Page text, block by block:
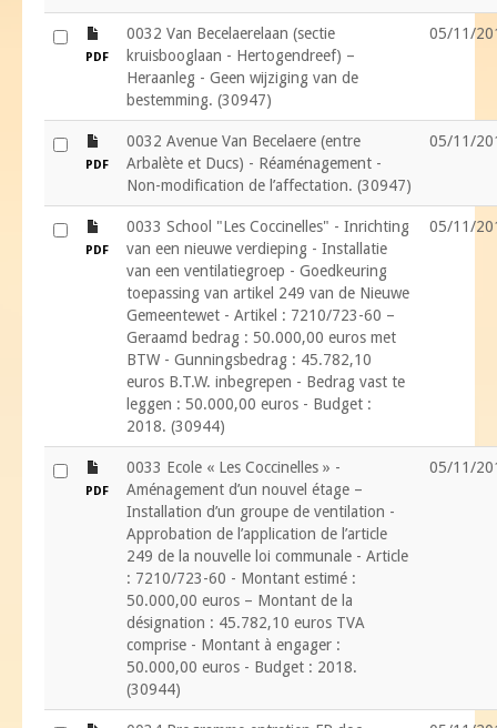
PDF
0032 Van Becelaerelaan (sectie
kruisbooglaan - Hertogendreef) –
Heraanleg - Geen wijziging van de
bestemming. (30947)
05/11/
PDF
0032 Avenue Van Becelaere (entre
Arbalète et Ducs) - Réaménagement -
Non-modification de l’affectation. (30947)
05/11/
PDF
0033 School "Les Coccinelles" - Inrichting
van een nieuwe verdieping - Installatie
van een ventilatiegroep - Goedkeuring
toepassing van artikel 249 van de Nieuwe
Gemeentewet - Artikel : 7210/723-60 –
Geraamd bedrag : 50.000,00 euros met
BTW - Gunningsbedrag : 45.782,10
euros B.T.W. inbegrepen - Bedrag vast te
leggen : 50.000,00 euros - Budget :
2018. (30944)
05/11/
PDF
0033 Ecole « Les Coccinelles » -
Aménagement d’un nouvel étage –
Installation d’un groupe de ventilation -
Approbation de l’application de l’article
249 de la nouvelle loi communale - Article
: 7210/723-60 - Montant estimé :
50.000,00 euros – Montant de la
désignation : 45.782,10 euros TVA
comprise - Montant à engager :
50.000,00 euros - Budget : 2018.
(30944)
05/11/